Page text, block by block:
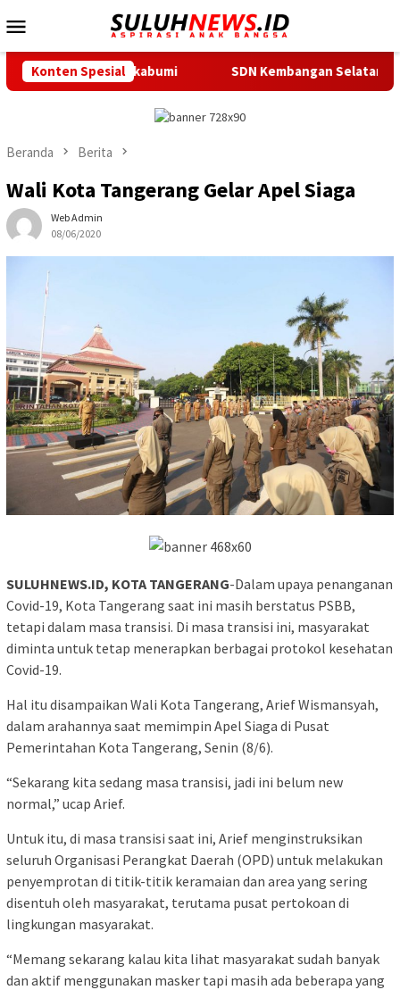
ke
Mobile
Konten Spesial
Sukabumi SDN Kembangan Selatan 01 Jakarta Barat
Beranda Berita
Wali Kota Tangerang Gelar Apel Siaga
Web Admin
08/06/2020
SULUHNEWS.ID, KOTA TANGERANG-Dalam upaya penanganan
Covid-19, Kota Tangerang saat ini masih berstatus PSBB,
tetapi dalam masa transisi. Di masa transisi ini, masyarakat
diminta untuk tetap menerapkan berbagai protokol kesehatan
Covid-19.
Hal itu disampaikan Wali Kota Tangerang, Arief Wismansyah,
dalam arahannya saat memimpin Apel Siaga di Pusat
Pemerintahan Kota Tangerang, Senin (8/6).
“Sekarang kita sedang masa transisi, jadi ini belum new
normal,” ucap Arief.
Untuk itu, di masa transisi saat ini, Arief menginstruksikan
seluruh Organisasi Perangkat Daerah (OPD) untuk melakukan
penyemprotan di titik-titik keramaian dan area yang sering
disentuh oleh masyarakat, terutama pusat pertokoan di
lingkungan masyarakat.
“Memang sekarang kalau kita lihat masyarakat sudah banyak
dan aktif menggunakan masker tapi masih ada beberapa yang